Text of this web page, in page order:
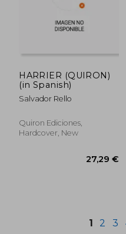
HARRIER (QUIRON)
(in Spanish)
Salvador Rello
Quiron Ediciones,
Hardcover, New
1 2 3